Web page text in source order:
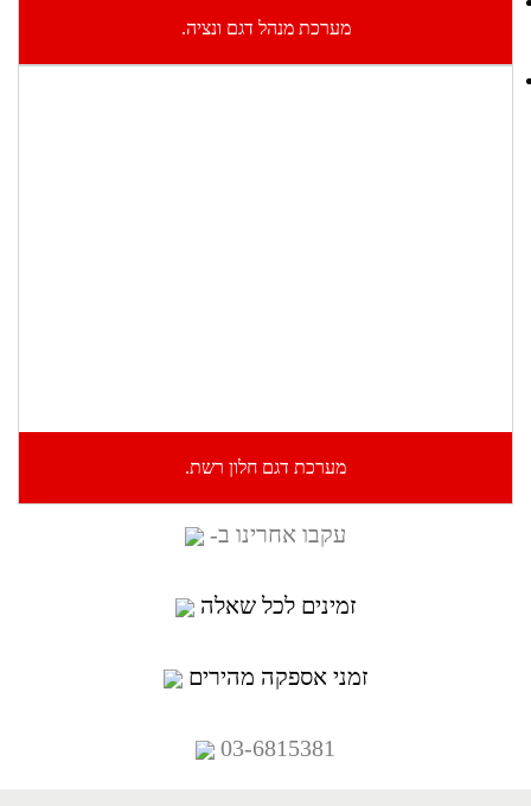
מערכת מנהל דגם ונציה.
מערכת דגם חלון רשת.
עקבו אחרינו ב-
זמינים לכל שאלה
זמני אספקה מהירים
03-6815381